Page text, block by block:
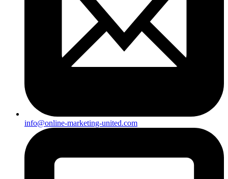
info@online-marketing-united.com